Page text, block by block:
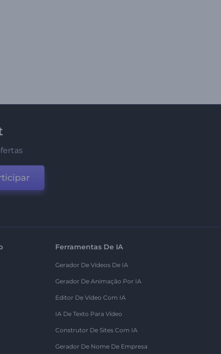
Ferramentas De IA
Gerador De Vídeos De IA
Gerador De Animação Por IA
Editor De Vídeo Com IA
IA De Texto Para Vídeo
Construtor De Sites Com IA
Gerador De Nome De Empresa